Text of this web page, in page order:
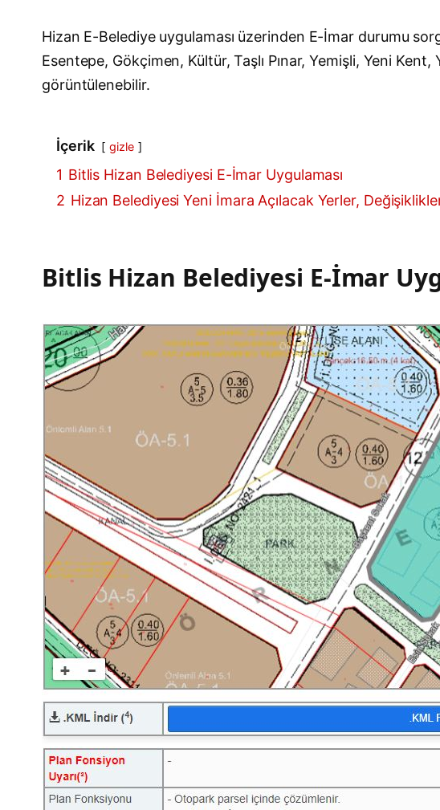
Hizan E-Belediye uygulaması üzerinden E-İmar durumu
Esentepe, Gökçimen, Kültür, Taşlı Pınar, Yemişli, Yeni
görüntülenebilir.
İçerik gizle
1 Bitlis Hizan Belediyesi E-İmar Uygulaması
2 Hizan Belediyesi Yeni İmara Açılacak Yerler,
Bitlis Hizan Belediyesi E-İmar